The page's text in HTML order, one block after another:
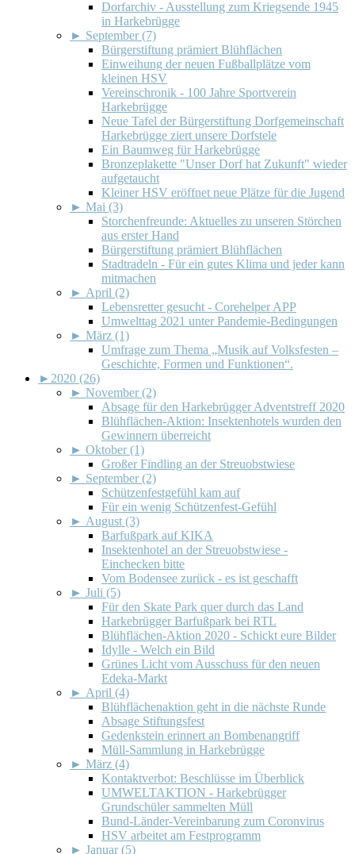
Dorfarchiv - Ausstellung zum Kriegsende 1945
in Harkebrügge
► September (7)
Bürgerstiftung prämiert Blühflächen
Einweihung der neuen Fußballplätze vom
kleinen HSV
Vereinschronik - 100 Jahre Sportverein
Harkebrügge
Neue Tafel der Bürgerstiftung Dorfgemeinschaft
Harkebrügge ziert unsere Dorfstele
Ein Baumweg für Harkebrügge
Bronzeplakette "Unser Dorf hat Zukunft" wieder
aufgetaucht
Kleiner HSV eröffnet neue Plätze für die Jugend
► Mai (3)
Storchenfreunde: Aktuelles zu unseren Störchen
aus erster Hand
Bürgerstiftung prämiert Blühflächen
Stadtradeln - Für ein gutes Klima und jeder kann
mitmachen
► April (2)
Lebensretter gesucht - Corehelper APP
Umwelttag 2021 unter Pandemie-Bedingungen
► März (1)
Umfrage zum Thema „Musik auf Volksfesten –
Geschichte, Formen und Funktionen“.
► 2020 (26)
► November (2)
Absage für den Harkebrügger Adventstreff 2020
Blühflächen-Aktion: Insektenhotels wurden den
Gewinnern überreicht
► Oktober (1)
Großer Findling an der Streuobstwiese
► September (2)
Schützenfestgefühl kam auf
Für ein wenig Schützenfest-Gefühl
► August (3)
Barfußpark auf KIKA
Insektenhotel an der Streuobstwiese -
Einchecken bitte
Vom Bodensee zurück - es ist geschafft
► Juli (5)
Für den Skate Park quer durch das Land
Harkebrügger Barfußpark bei RTL
Blühflächen-Aktion 2020 - Schickt eure Bilder
Idylle - Welch ein Bild
Grünes Licht vom Ausschuss für den neuen
Edeka-Markt
► April (4)
Blühflächenaktion geht in die nächste Runde
Absage Stiftungsfest
Gedenkstein erinnert an Bombenangriff
Müll-Sammlung in Harkebrügge
► März (4)
Kontaktverbot: Beschlüsse im Überblick
UMWELTAKTION - Harkebrügger
Grundschüler sammelten Müll
Bund-Länder-Vereinbarung zum Coronvirus
HSV arbeitet am Festprogramm
► Januar (5)